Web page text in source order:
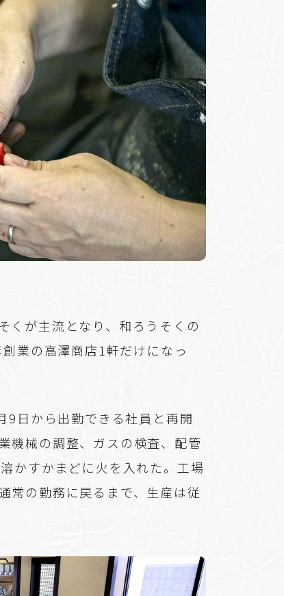
くが主流となり、和ろうそくの
業の高澤商店1軒だけになっ
9日から出勤できる社員と再開
機械の調整、ガスの検査、配管
かすかまどに火を入れた。工場
常の勤務に戻るまで、生産は従